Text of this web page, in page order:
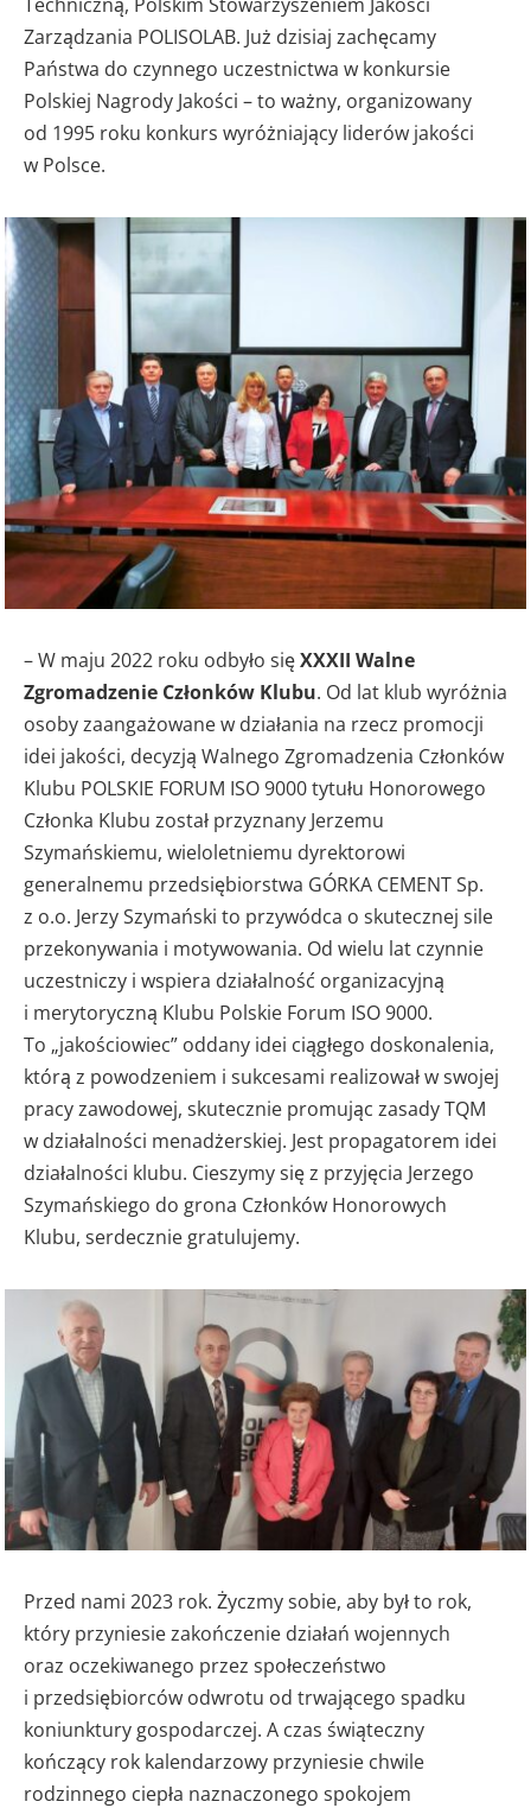
Zarządzania POLISOLAB. Już dzisiaj zachęcamy
Państwa do czynnego uczestnictwa w konkursie
Polskiej Nagrody Jakości – to ważny, organizowany
od 1995 roku konkurs wyróżniający liderów jakości
w Polsce.
– W maju 2022 roku odbyło sięXXXII Walne
Zgromadzenie Członków Klubu. Od lat klub wyróżnia
osoby zaangażowane w działania na rzecz promocji
idei jakości, decyzją Walnego Zgromadzenia Członków
Klubu POLSKIE FORUM ISO 9000 tytułu Honorowego
Członka Klubu został przyznany Jerzemu
Szymańskiemu, wieloletniemu dyrektorowi
generalnemu przedsiębiorstwa GÓRKA CEMENT Sp.
z o.o. Jerzy Szymański to przywódca o skutecznej sile
przekonywania i motywowania. Od wielu lat czynnie
uczestniczy i wspiera działalność organizacyjną
i merytoryczną Klubu Polskie Forum ISO 9000.
To „jakościowiec” oddany idei ciągłego doskonalenia,
którą z powodzeniem i sukcesami realizował w swojej
pracy zawodowej, skutecznie promując zasady TQM
w działalności menadżerskiej. Jest propagatorem idei
działalności klubu. Cieszymy się z przyjęcia Jerzego
Szymańskiego do grona Członków Honorowych
Klubu, serdecznie gratulujemy.
Przed nami 2023 rok. Życzmy sobie, aby był to rok,
który przyniesie zakończenie działań wojennych
oraz oczekiwanego przez społeczeństwo
i przedsiębiorców odwrotu od trwającego spadku
koniunktury gospodarczej. A czas świąteczny
kończący rok kalendarzowy przyniesie chwile
rodzinnego ciepła naznaczonego spokojem